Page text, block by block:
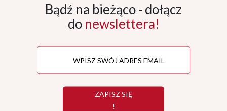
Bądź na bieżąco - dołącz
do newslettera!
ZAPISZ SIĘ
!